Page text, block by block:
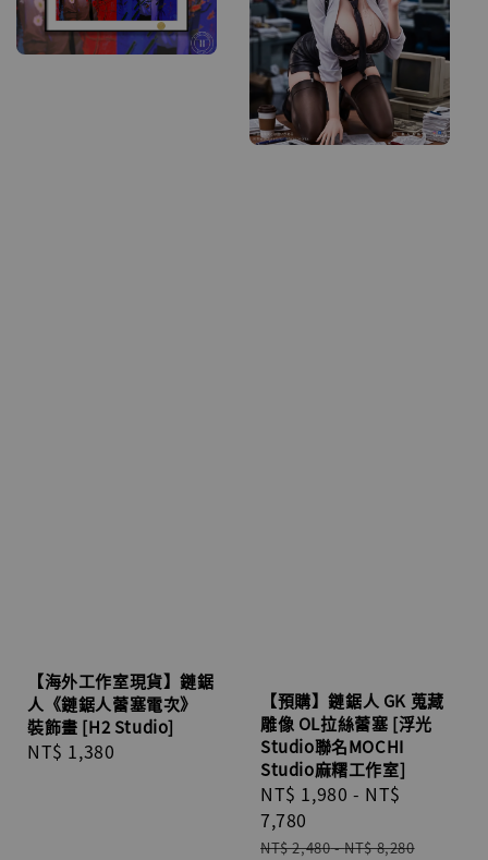
【海外工作室現貨】鏈鋸
人《鏈鋸人蕾塞電次》
裝飾畫 [H2 Studio]
Regular
NT$ 1,380
【預購】鏈鋸人 GK 蒐藏
雕像 OL拉絲蕾塞 [浮光
Studio聯名MOCHI
Studio麻糬工作室]
Sale
price
NT$ 1,980 - NT$
7,780
Regular
NT$ 2,480-NT$ 8,280